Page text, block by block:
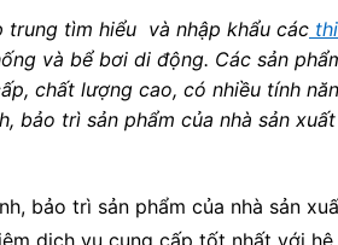
trung tìm hiểu và nhập khẩu các
và bể bơi di động. Các sản
chất lượng cao, có nhiều tính
bảo trì sản phẩm của nhà sản
bảo trì sản phẩm của nhà sản
dịch vụ cung cấp tốt nhất với